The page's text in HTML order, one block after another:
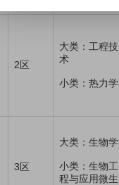
2区
大类：工程技
术
小类：热力学
3区
大类：生物学
小类：生物工
程与应用微生